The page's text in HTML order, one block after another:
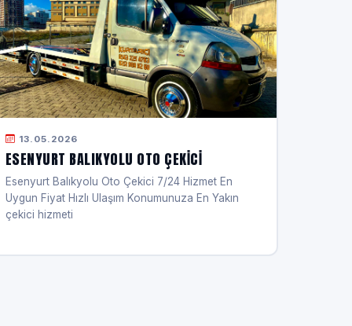
13.05.2026
ESENYURT BALIKYOLU OTO ÇEKICI
Esenyurt Balıkyolu Oto Çekici 7/24 Hizmet En
Uygun Fiyat Hızlı Ulaşım Konumunuza En Yakın
çekici hizmeti